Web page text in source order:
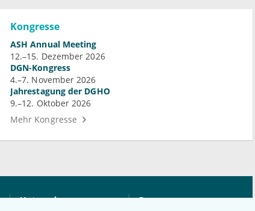
Kongresse
ASH Annual Meeting
12.–15. Dezember 2026
DGN-Kongress
4.–7. November 2026
Jahrestagung der DGHO
9.–12. Oktober 2026
Mehr Kongresse
Unternehmen
Ressourcen